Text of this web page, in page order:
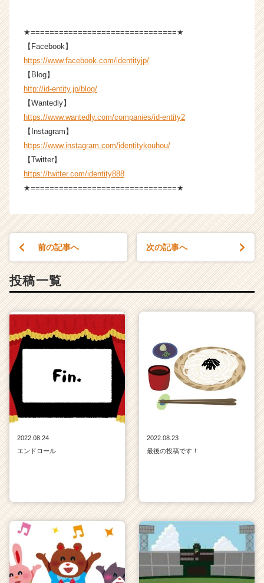
★===============================★
【Facebook】
https://www.facebook.com/identityjp/
【Blog】
http://id-entity.jp/blog/
【Wantedly】
https://www.wantedly.com/companies/id-entity2
【Instagram】
https://www.instagram.com/identitykouhou/
【Twitter】
https://twitter.com/identity888
★===============================★
前の記事へ 次の記事へ
投稿一覧
2022.08.24
エンドロール
2022.08.23
最後の投稿です！